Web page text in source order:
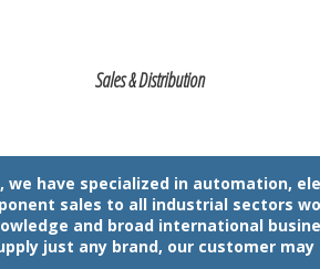
Sales & Distribution
we have specialized in automation,
sales to all industrial sectors
and broad international
just any brand, our customer may